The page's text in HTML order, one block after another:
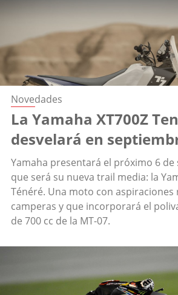
Novedades
La Yamaha XT700Z
desvelará en
Yamaha presentará el próximo 6
que será su nueva trail media: la
Ténéré. Una moto con aspiraciones
camperas y que incorporará el
de 700 cc de la MT-07.